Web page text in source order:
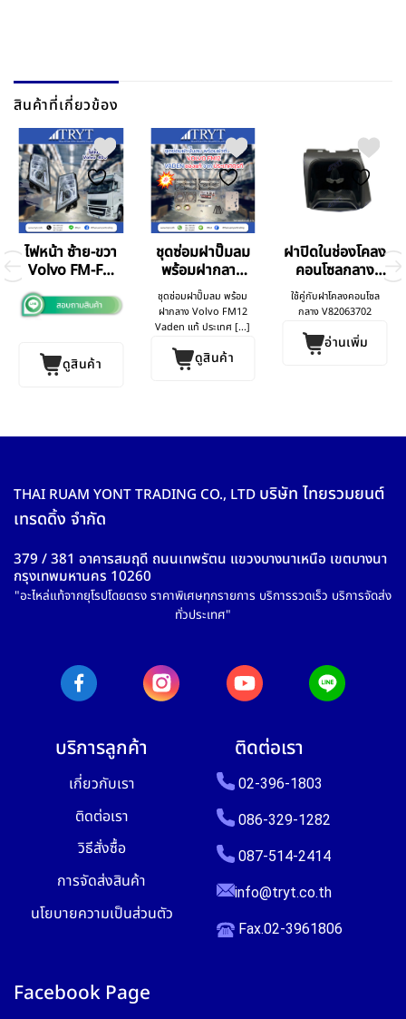
สินค้าที่เกี่ยวข้อง
ไฟหน้า ซ้าย-ขวา
Volvo FM-FH
ดูสินค้า
ชุดซ่อมฝาปั๊มลม
พร้อมฝากลาง
Volvo FM12
ชุดซ่อมฝาปั๊มลม พร้อม
ฝากลาง Volvo FM12
Vaden แท้ ประเทศ [...]
ดูสินค้า
ฝาปิดในช่องโคลง
คอนโซลกลาง
Volvo
ใช้คู่กับฝาโคลงคอนโซล
กลาง V82063702
อ่านเพิ่ม
THAI RUAM YONT TRADING CO., LTD บริษัท ไทยรวมยนต์
เทรดดิ้ง จำกัด
379 / 381 อาคารสมฤดี ถนนเทพรัตน แขวงบางนาเหนือ เขตบางนา
กรุงเทพมหานคร 10260
"อะไหล่แท้จากยุโรปโดยตรง ราคาพิเศษทุกรายการ บริการรวดเร็ว บริการจัดส่ง
ทั่วประเทศ"
บริการลูกค้า
เกี่ยวกับเรา
ติดต่อเรา
วิธีสั่งซื้อ
การจัดส่งสินค้า
นโยบายความเป็นส่วนตัว
ติดต่อเรา
02-396-1803
086-329-1282
087-514-2414
info@tryt.co.th
Fax.02-3961806
Facebook Page